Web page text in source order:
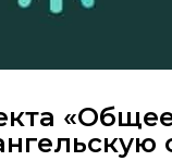
«Общее